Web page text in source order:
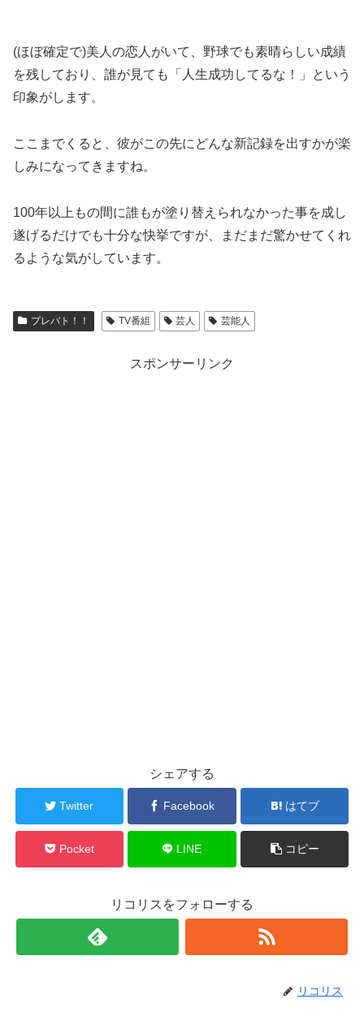
(ほぼ確定で)美人の恋人がいて、野球でも素晴らしい成績
を残しており、誰が見ても「人生成功してるな！」という
印象がします。
ここまでくると、彼がこの先にどんな新記録を出すかが楽
しみになってきますね。
100年以上もの間に誰もが塗り替えられなかった事を成し
遂げるだけでも十分な快挙ですが、まだまだ驚かせてくれ
るような気がしています。
プレバト！！ TV番組 芸人 芸能人
スポンサーリンク
シェアする
Twitter Facebook はてブ
Pocket LINE コピー
リコリスをフォローする
リコリス